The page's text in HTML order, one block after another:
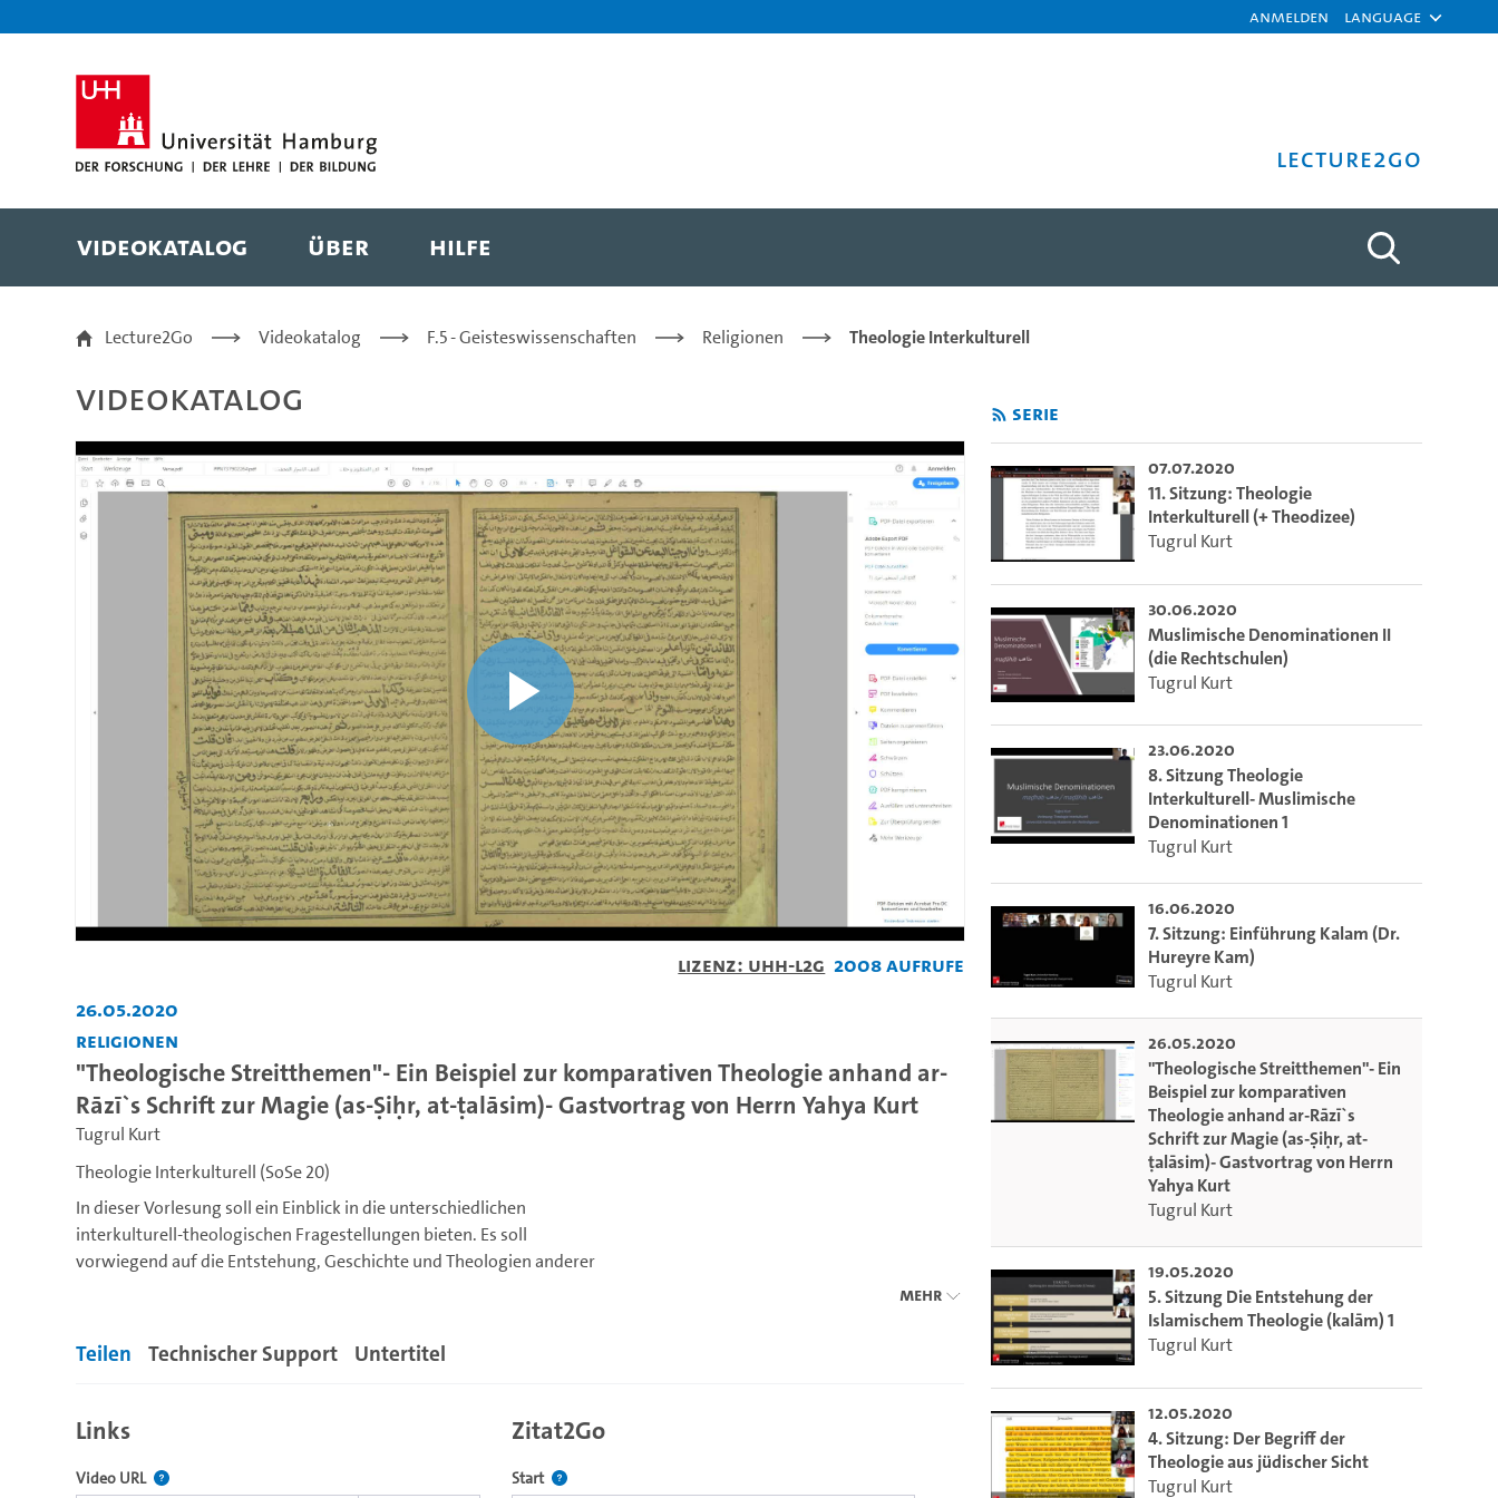
Anmelden Language
Lecture2Go
Videokatalog Über Hilfe
"Theologische Streitthemen"- Ein Beispiel zur komparativen Theologie
Lecture2Go Videokatalog F.5 - Geisteswissenschaften Religionen Theologie Interkulturell
Videokatalog
Video
abspielen
Lizenz: UHH-L2G 2008 Aufrufe
26.05.2020
Religionen
"Theologische Streitthemen"- Ein Beispiel zur komparativen Theologie anhand ar-
Rāzī`s Schrift zur Magie (as-Ṣiḥr, at-ṭalāsim)- Gastvortrag von Herrn Yahya Kurt
Tugrul Kurt
Theologie Interkulturell (SoSe 20)
In dieser Vorlesung soll ein Einblick in die unterschiedlichen
interkulturell-theologischen Fragestellungen bieten. Es soll
vorwiegend auf die Entstehung, Geschichte und Theologien anderer
christlicher und muslimischer Sicht verstanden werden kann und ob
Theologie überhaupt als Wissenschaft gesehen werden kann. Hierbei soll
deutschen Hochschulen eingegangen werden.
unterschiedlichen theologischen Auffassungen (Judentum, Christentum
Mehr
Teilen Technischer Support Untertitel
Links
Video URL Der Link zu diesem Video
Zitat2Go
Start Definiert den Startpunkt für Zitat2Go. Bitte in das Feld klicken, um die aktuelle Zeit auszuwählen.
Serie
07.07.2020
11. Sitzung: Theologie
Interkulturell (+ Theodizee)
Tugrul Kurt
30.06.2020
Muslimische Denominationen II
(die Rechtschulen)
Tugrul Kurt
23.06.2020
8. Sitzung Theologie
Interkulturell- Muslimische
Denominationen 1
Tugrul Kurt
16.06.2020
7. Sitzung: Einführung Kalam (Dr.
Hureyre Kam)
Tugrul Kurt
26.05.2020
"Theologische Streitthemen"- Ein
Beispiel zur komparativen
Theologie anhand ar-Rāzī`s
Schrift zur Magie (as-Ṣiḥr, at-
ṭalāsim)- Gastvortrag von Herrn
Yahya Kurt
Tugrul Kurt
19.05.2020
5. Sitzung Die Entstehung der
Islamischem Theologie (kalām) 1
Tugrul Kurt
12.05.2020
4. Sitzung: Der Begriff der
Theologie aus jüdischer Sicht
Tugrul Kurt